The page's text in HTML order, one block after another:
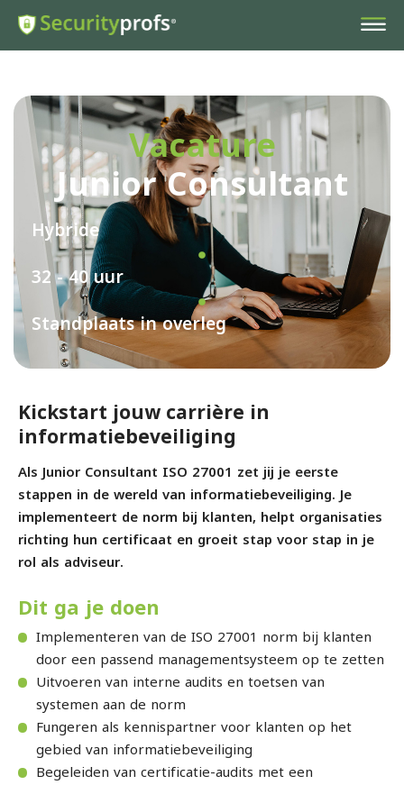
Vacature
Junior Consultant
Hybride
32 - 40 uur
Standplaats in overleg
Kickstart jouw carrière in
informatiebeveiliging
Als Junior Consultant ISO 27001 zet jij je eerste
stappen in de wereld van informatiebeveiliging. Je
implementeert de norm bij klanten, helpt organisaties
richting hun certificaat en groeit stap voor stap in je
rol als adviseur.
Dit ga je doen
Implementeren van de ISO 27001 norm bij klanten
door een passend managementsysteem op te zetten
Uitvoeren van interne audits en toetsen van
systemen aan de norm
Fungeren als kennispartner voor klanten op het
gebied van informatiebeveiliging
Begeleiden van certificatie-audits met een